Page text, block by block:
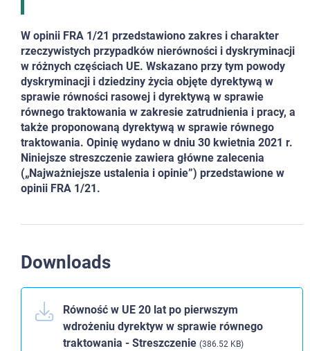
W opinii FRA 1/21 przedstawiono zakres i charakter
rzeczywistych przypadków nierówności i dyskryminacji
w różnych częściach UE. Wskazano przy tym powody
dyskryminacji i dziedziny życia objęte dyrektywą w
sprawie równości rasowej i dyrektywą w sprawie
równego traktowania w zakresie zatrudnienia i pracy, a
także proponowaną dyrektywą w sprawie równego
traktowania. Opinię wydano w dniu 30 kwietnia 2021 r.
Niniejsze streszczenie zawiera główne zalecenia
(„Najważniejsze ustalenia i opinie”) przedstawione w
opinii FRA 1/21.
Downloads
Równość w UE 20 lat po pierwszym
wdrożeniu dyrektyw w sprawie równego
traktowania - Streszczenie (386.52 KB)